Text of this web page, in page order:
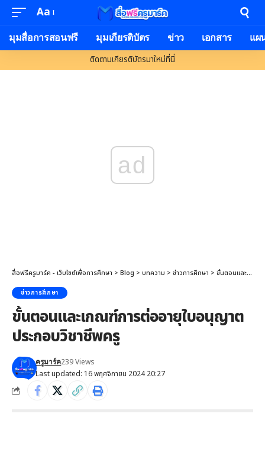
Font
Resizer
Aa
มุมสื่อการสอนฟรี มุมเกียรติบัตร ข่าว เอกสาร แผ
ติดตามเกียรติบัตรมาใหม่ที่นี่
ad
สื่อฟรีครูมาร์ค - เว็บไซต์เพื่อการศึกษา > Blog > บทความ > ข่าวการศึกษา > ขั้นตอนและเกณฑ์การต่ออายุใบอนุญาตประกอบวิชาชีพครู
ข่าวการศึกษา
ขั้นตอนและเกณฑ์การต่ออายุใบอนุญาต
ประกอบวิชาชีพครู
Last updated: 16 พฤศจิกายน 2024 20:27
ครูมาร์ค239 Views